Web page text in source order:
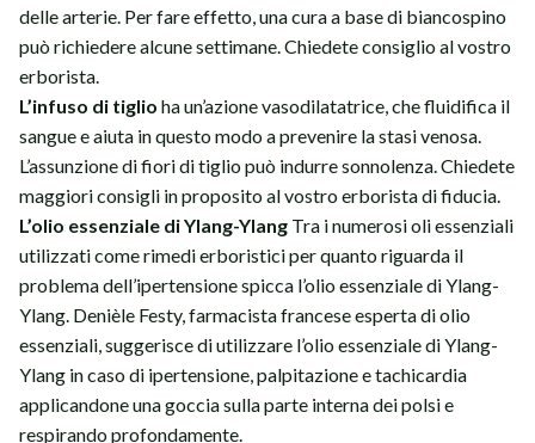
delle arterie. Per fare effetto, una cura a base di biancospino
può richiedere alcune settimane. Chiedete consiglio al vostro
erborista.
L’infuso di tiglio ha un’azione vasodilatatrice, che fluidifica il
sangue e aiuta in questo modo a prevenire la stasi venosa.
L’assunzione di fiori di tiglio può indurre sonnolenza. Chiedete
maggiori consigli in proposito al vostro erborista di fiducia.
L’olio essenziale di Ylang-Ylang Tra i numerosi oli essenziali
utilizzati come rimedi erboristici per quanto riguarda il
problema dell’ipertensione spicca l’olio essenziale di Ylang-
Ylang. Denièle Festy, farmacista francese esperta di olio
essenziali, suggerisce di utilizzare l’olio essenziale di Ylang-
Ylang in caso di ipertensione, palpitazione e tachicardia
applicandone una goccia sulla parte interna dei polsi e
respirando profondamente.